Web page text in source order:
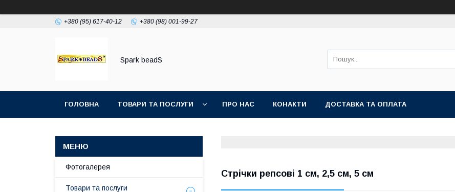
+380 (95) 617-40-12 +380 (98) 001-99-27
Spark beadS
ГОЛОВНА ТОВАРИ ТА ПОСЛУГИ ПРО НАС КОНАКТИ ДОСТАВКА ТА ОПЛАТА
Стрічки репсові 1 см, 2,5 см, 5 см
Фотогалерея
Товари та послуги